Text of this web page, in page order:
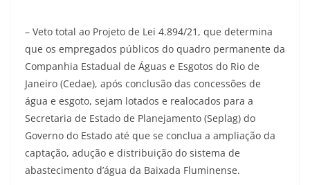
– Veto total ao Projeto de Lei 4.894/21, que determina
que os empregados públicos do quadro permanente da
Companhia Estadual de Águas e Esgotos do Rio de
Janeiro (Cedae), após conclusão das concessões de
água e esgoto, sejam lotados e realocados para a
Secretaria de Estado de Planejamento (Seplag) do
Governo do Estado até que se conclua a ampliação da
captação, adução e distribuição do sistema de
abastecimento d’água da Baixada Fluminense.